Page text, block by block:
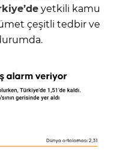
yetkili kamu
çeşitli tedbir ve